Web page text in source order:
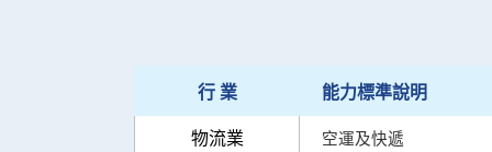
行 業
能力標準說明
物流業
空運及快遞